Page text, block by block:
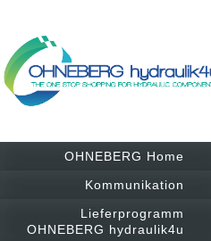
OHNEBERG Home
Kommunikation
Lieferprogramm
OHNEBERG hydraulik4u